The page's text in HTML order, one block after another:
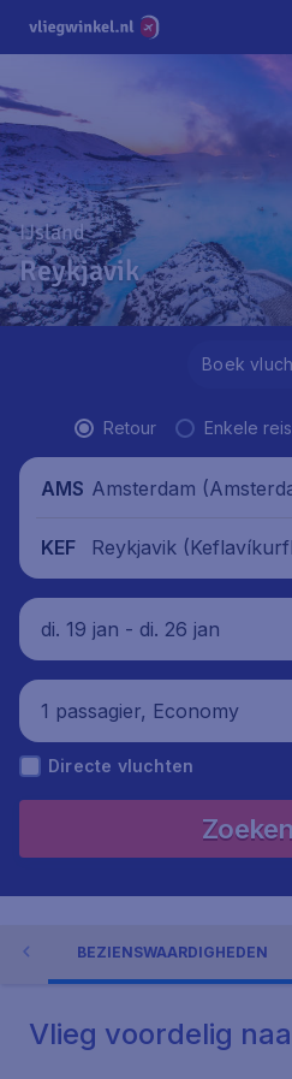
IJsland
Reykjavik
Boek
Retour Enkele reis
AMS Amsterdam
KEF
Reykjavik
di. 19 jan - di. 26 jan
1 passagier, Economy
Directe vluchten
Zoeken
BEZIENSWAARDIGHEDEN
Vlieg voordelig